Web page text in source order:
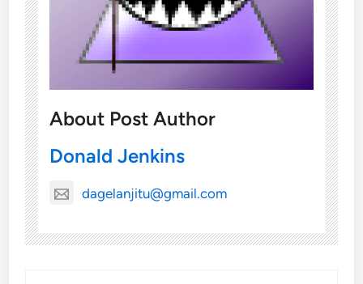
About Post Author
Donald Jenkins
dagelanjitu@gmail.com